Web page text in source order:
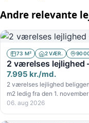
Andre relevante
73 M² 2 VÆR.
2 værelses lejlighed
7.995 kr./md.
2 værelses lejlighed
m2 ledig fra den 1.
06. aug 2026